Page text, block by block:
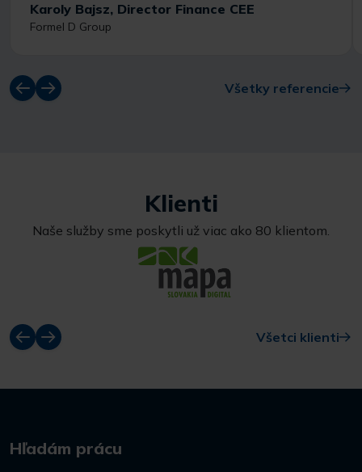
Karoly Bajsz, Director Finance CEE
Formel D Group
Všetky referencie
Klienti
Naše služby sme poskytli už viac ako 80 klientom.
Všetci klienti
Hľadám prácu